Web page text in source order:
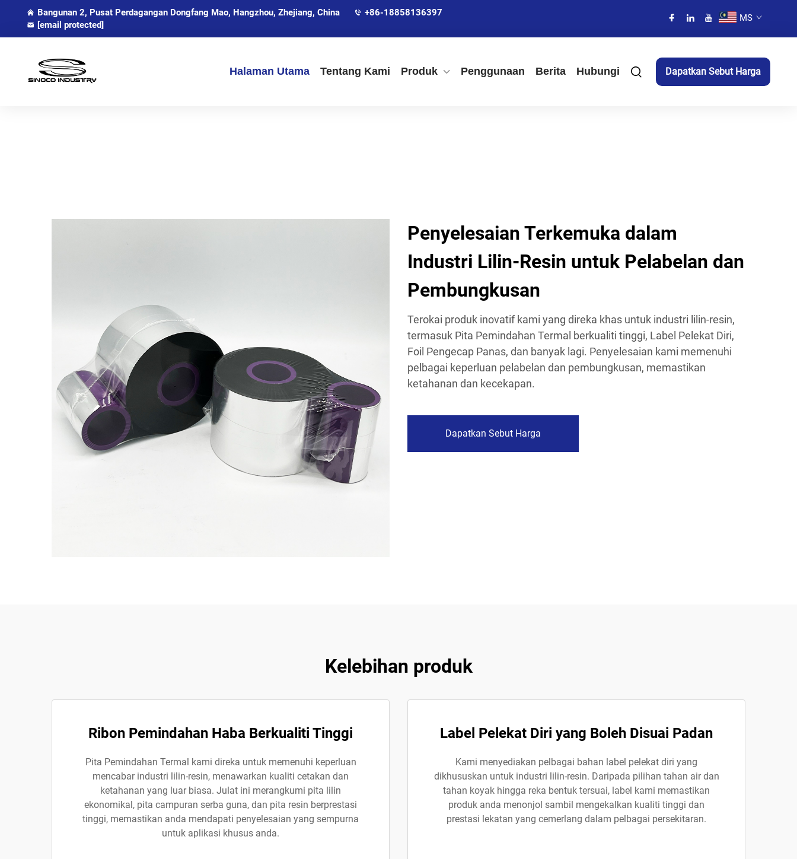
Bangunan 2, Pusat Perdagangan Dongfang Mao, Hangzhou, Zhejiang, China
+86-18858136397
[email protected]
MS
Halaman Utama Tentang Kami Produk Penggunaan Berita Hubungi Dapatkan Sebut Harga
Penyelesaian Terkemuka dalam
Industri Lilin-Resin untuk Pelabelan dan
Pembungkusan
Terokai produk inovatif kami yang direka khas untuk industri lilin-resin,
termasuk Pita Pemindahan Termal berkualiti tinggi, Label Pelekat Diri,
Foil Pengecap Panas, dan banyak lagi. Penyelesaian kami memenuhi
pelbagai keperluan pelabelan dan pembungkusan, memastikan
ketahanan dan kecekapan.
Dapatkan Sebut Harga
Kelebihan produk
Ribon Pemindahan Haba Berkualiti Tinggi
Pita Pemindahan Termal kami direka untuk memenuhi keperluan
mencabar industri lilin-resin, menawarkan kualiti cetakan dan
ketahanan yang luar biasa. Julat ini merangkumi pita lilin
ekonomikal, pita campuran serba guna, dan pita resin berprestasi
tinggi, memastikan anda mendapati penyelesaian yang sempurna
untuk aplikasi khusus anda.
Label Pelekat Diri yang Boleh Disuai Padan
Kami menyediakan pelbagai bahan label pelekat diri yang
dikhususkan untuk industri lilin-resin. Daripada pilihan tahan air dan
tahan koyak hingga reka bentuk tersuai, label kami memastikan
produk anda menonjol sambil mengekalkan kualiti tinggi dan
prestasi lekatan yang cemerlang dalam pelbagai persekitaran.